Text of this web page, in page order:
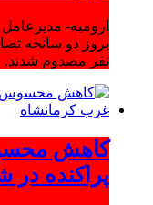
ارومیه-
نفر مصدوم شدند.
کاهش
پراکنده